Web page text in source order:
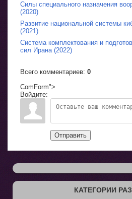
Силы специального назначения
(2020)
Развитие национальной системы
(2021)
Система комплектования и
сил Ирана (2022)
Всего комментариев: 0
ComForm">
Войдите:
Отправить
КАТЕГОРИИ